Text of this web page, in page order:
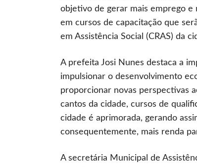
objetivo de gerar mais emprego e
em cursos de capacitação que
em Assistência Social (CRAS) da
A prefeita Josi Nunes destaca a
impulsionar o desenvolvimento
proporcionar novas perspectivas
cantos da cidade, cursos de
cidade é aprimorada, gerando
consequentemente, mais renda
A secretária Municipal de